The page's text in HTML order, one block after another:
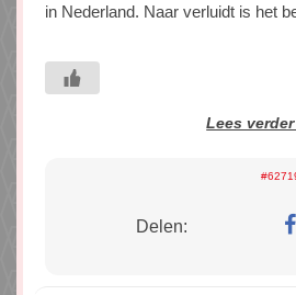
in Nederland. Naar verluidt is het
Lees
Delen: